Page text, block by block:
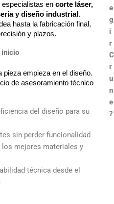
en corte láser,
y diseño industrial .
hasta la fabricación final,
y plazos.
inicio
pieza empieza en el diseño.
de asesoramiento técnico
del diseño para su
sin perder funcionalidad
los mejores materiales y
técnica desde el
e
g
i
r
C
r
u
n
e
?